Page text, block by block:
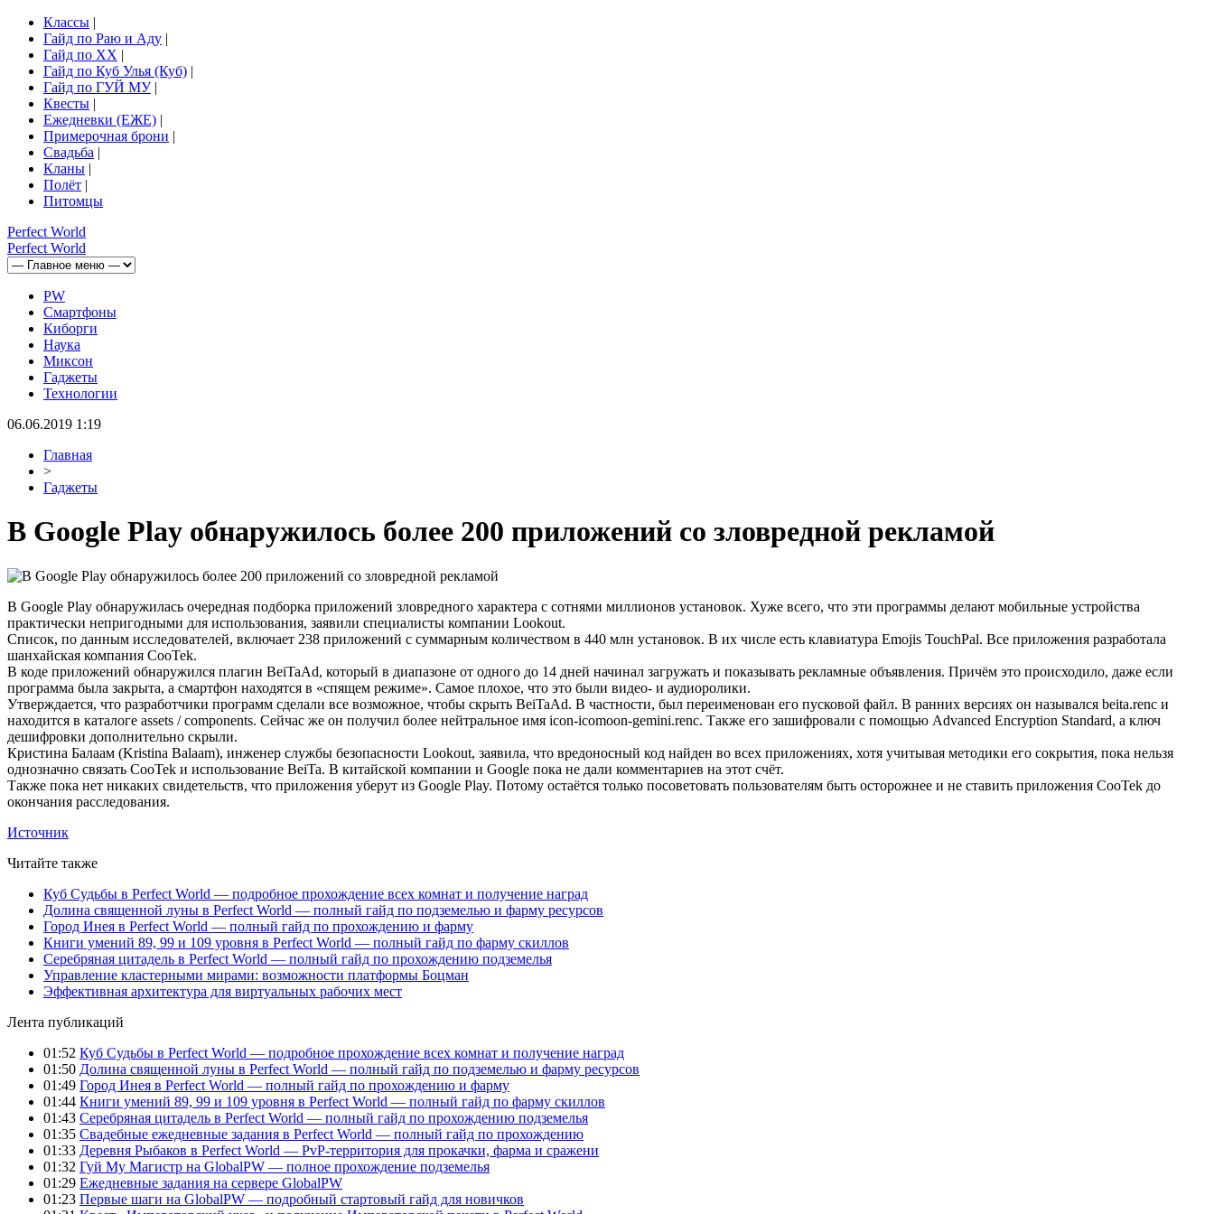
Классы |
Гайд по Раю и Аду |
Гайд по ХХ |
Гайд по Куб Улья (Куб) |
Гайд по ГУЙ МУ|
Квесты |
Ежедневки (ЕЖЕ) |
Примерочная брони |
Свадьба |
Кланы |
Полёт |
Питомцы
Perfect World
Perfect World
PW
Смартфоны
Киборги
Наука
Миксон
Гаджеты
Технологии
06.06.2019 1:19
Главная
>
Гаджеты
В Google Play обнаружилось более 200 приложений со зловредной рекламой
В Google Play обнаружилась очередная подборка приложений зловредного характера с сотнями миллионов установок. Хуже всего, что эти программы делают мобильные устройства
практически непригодными для использования, заявили специалисты компании Lookout.
Список, по данным исследователей, включает 238 приложений с суммарным количеством в 440 млн установок. В их числе есть клавиатура Emojis TouchPal. Все приложения разработала
шанхайская компания CooTek.
В коде приложений обнаружился плагин BeiTaAd, который в диапазоне от одного до 14 дней начинал загружать и показывать рекламные объявления. Причём это происходило, даже если
программа была закрыта, а смартфон находятся в «спящем режиме». Самое плохое, что это были видео- и аудиоролики.
Утверждается, что разработчики программ сделали все возможное, чтобы скрыть BeiTaAd. В частности, был переименован его пусковой файл. В ранних версиях он назывался beita.renc и
находится в каталоге assets / components. Сейчас же он получил более нейтральное имя icon-icomoon-gemini.renc. Также его зашифровали с помощью Advanced Encryption Standard, а ключ
дешифровки дополнительно скрыли.
Кристина Балаам (Kristina Balaam), инженер службы безопасности Lookout, заявила, что вредоносный код найден во всех приложениях, хотя учитывая методики его сокрытия, пока нельзя
однозначно связать CooTek и использование BeiTa. В китайской компании и Google пока не дали комментариев на этот счёт.
Также пока нет никаких свидетельств, что приложения уберут из Google Play. Потому остаётся только посоветовать пользователям быть осторожнее и не ставить приложения CooTek до
окончания расследования.
Источник
Читайте также
Куб Судьбы в Perfect World — подробное прохождение всех комнат и получение наград
Долина священной луны в Perfect World — полный гайд по подземелью и фарму ресурсов
Город Инея в Perfect World — полный гайд по прохождению и фарму
Книги умений 89, 99 и 109 уровня в Perfect World — полный гайд по фарму скиллов
Серебряная цитадель в Perfect World — полный гайд по прохождению подземелья
Управление кластерными мирами: возможности платформы Боцман
Эффективная архитектура для виртуальных рабочих мест
Лента публикаций
01:52 Куб Судьбы в Perfect World — подробное прохождение всех комнат и получение наград
01:50 Долина священной луны в Perfect World — полный гайд по подземелью и фарму ресурсов
01:49 Город Инея в Perfect World — полный гайд по прохождению и фарму
01:44 Книги умений 89, 99 и 109 уровня в Perfect World — полный гайд по фарму скиллов
01:43 Серебряная цитадель в Perfect World — полный гайд по прохождению подземелья
01:35 Свадебные ежедневные задания в Perfect World — полный гайд по прохождению
01:33 Деревня Рыбаков в Perfect World — PvP-территория для прокачки, фарма и сражени
01:32 Гуй Му Магистр на GlobalPW — полное прохождение подземелья
01:29 Ежедневные задания на сервере GlobalPW
01:23 Первые шаги на GlobalPW — подробный стартовый гайд для новичков